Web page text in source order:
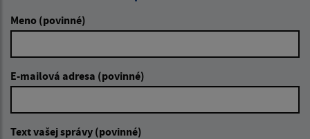
Meno (povinné)
E-mailová adresa (povinné)
Text vašej správy (povinné)